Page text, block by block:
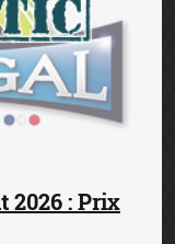
2026 : Prix